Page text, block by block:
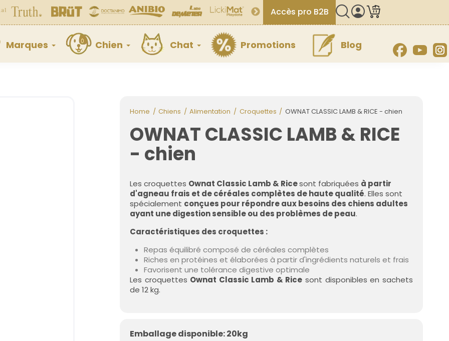
Accès pro B2B
Marques Chien Chat Promotions Blog Facebook
Home Chiens Alimentation Croquettes OWNAT CLASSIC LAMB & RICE - chien
OWNAT CLASSIC LAMB & RICE
- chien
Les croquettes Ownat Classic Lamb & Ricesont fabriquées à partir
d'agneau frais et de céréales complètes de haute qualité. Elles sont
spécialement conçues pour répondre aux besoins des chiens adultes
ayant une digestion sensible ou des problèmes de peau.
Caractéristiques des croquettes :
Repas équilibré composé de céréales complètes
Riches en protéines et élaborées à partir d'ingrédients naturels et frais
Favorisent une tolérance digestive optimale
Les croquettes Ownat Classic Lamb & Rice sont disponibles en sachets
de 12 kg.
Emballage disponible: 20kg